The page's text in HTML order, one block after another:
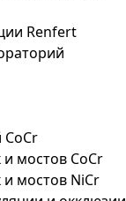
Renfert
мостов CoCr
мостов NiCr